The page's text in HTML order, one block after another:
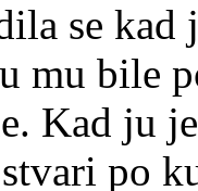
se kad
mu bile
Kad ju
po